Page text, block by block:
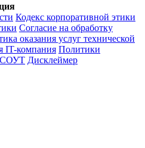
Кодекс корпоративной этики
Согласие на обработку
оказания услуг технической
IT-компания Политики
СОУТ Дисклеймер